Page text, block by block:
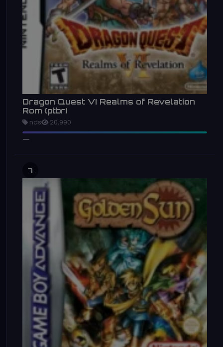
Dragon Quest VI Realms of Revelation
Rom (ptbr)
nds 20,990
7